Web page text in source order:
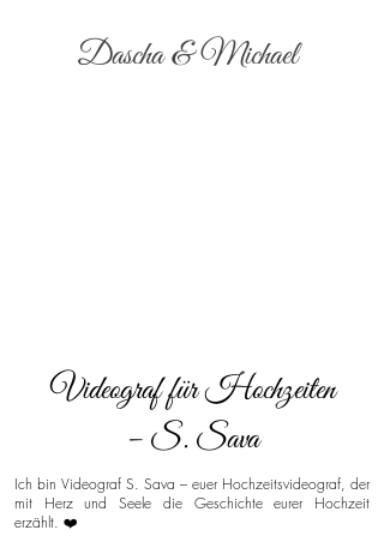
Dascha & Michael
Videograf für Hochzeiten
– S. Sava
Ich bin Videograf S. Sava – euer Hochzeitsvideograf, der
mit Herz und Seele die Geschichte eurer Hochzeit
erzählt. ❤️